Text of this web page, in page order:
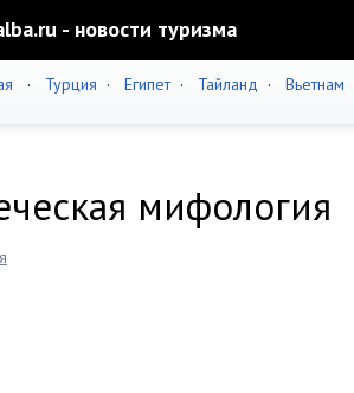
- новости туризма
· Турция · Египет· Тайланд · Вьетнам
мифология